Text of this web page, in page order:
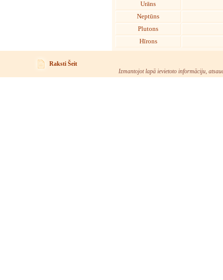
Urāns
Neptūns
Plutons
Hīrons
Raksti Šeit
Izmantojot lapā ievietoto informāciju,